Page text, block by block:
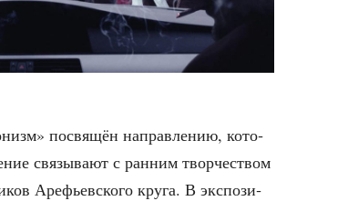
посвя­щён направ­ле­нию, кото­
свя­зы­ва­ют с ран­ним твор­че­ством
Аре­фьев­ско­го кру­га. В экс­по­зи­